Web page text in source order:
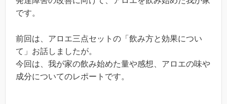
です。
前回は、アロエ三点セットの「飲み方と効果につい
て」お話しましたが。
今回は、我が家の飲み始めた量や感想、アロエの味や
成分についてのレポートです。